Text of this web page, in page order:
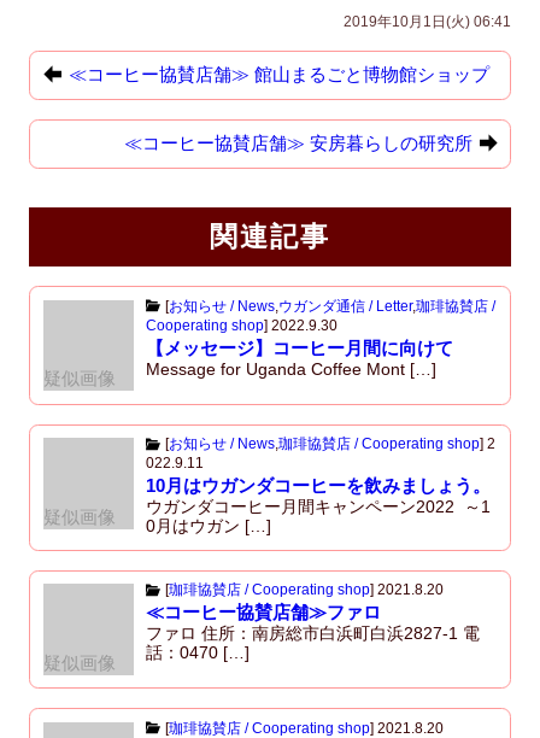
c
e
b
o
o
st
o
d
o
n
ail
2019年10月1日(火) 06:41
≪コーヒー協賛店舗≫ 館山まるごと博物館ショップ
≪コーヒー協賛店舗≫ 安房暮らしの研究所
関連記事
疑似画像
[お知らせ / News,ウガンダ通信 / Letter,珈琲協賛店 /
Cooperating shop] 2022.9.30
【メッセージ】コーヒー月間に向けて
Message for Uganda Coffee Mont […]
疑似画像
[お知らせ / News,珈琲協賛店 / Cooperating shop] 2
022.9.11
10月はウガンダコーヒーを飲みましょう。
ウガンダコーヒー月間キャンペーン2022 ～1
0月はウガン […]
疑似画像
[珈琲協賛店 / Cooperating shop] 2021.8.20
≪コーヒー協賛店舗≫ファロ
ファロ 住所：南房総市白浜町白浜2827-1 電
話：0470 […]
[珈琲協賛店 / Cooperating shop] 2021.8.20